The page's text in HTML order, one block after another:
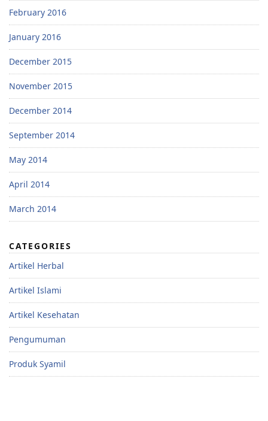
February 2016
January 2016
December 2015
November 2015
December 2014
September 2014
May 2014
April 2014
March 2014
CATEGORIES
Artikel Herbal
Artikel Islami
Artikel Kesehatan
Pengumuman
Produk Syamil